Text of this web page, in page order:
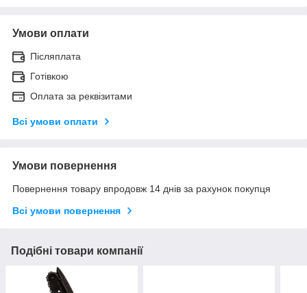
Умови оплати
Післяплата
Готівкою
Оплата за реквізитами
Всі умови оплати
Умови повернення
Повернення товару впродовж 14 днів за рахунок покупця
Всі умови повернення
Подібні товари компанії